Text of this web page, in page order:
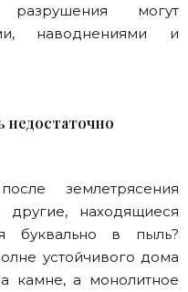
могут
наводнениями и
недостаточно
землетрясения
находящиеся
буквально в пыль?
устойчивого дома
камне, а монолитное